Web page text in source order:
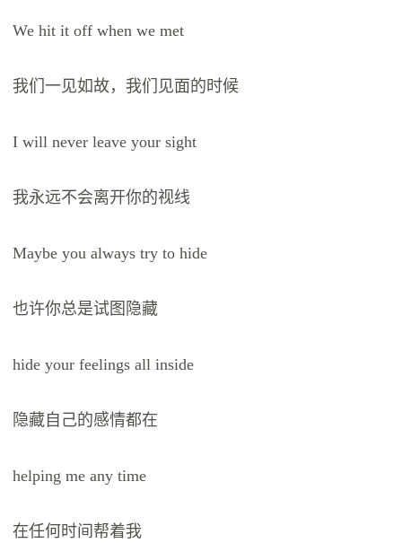
We hit it off when we met
我们一见如故，我们见面的时候
I will never leave your sight
我永远不会离开你的视线
Maybe you always try to hide
也许你总是试图隐藏
hide your feelings all inside
隐藏自己的感情都在
helping me any time
在任何时间帮着我